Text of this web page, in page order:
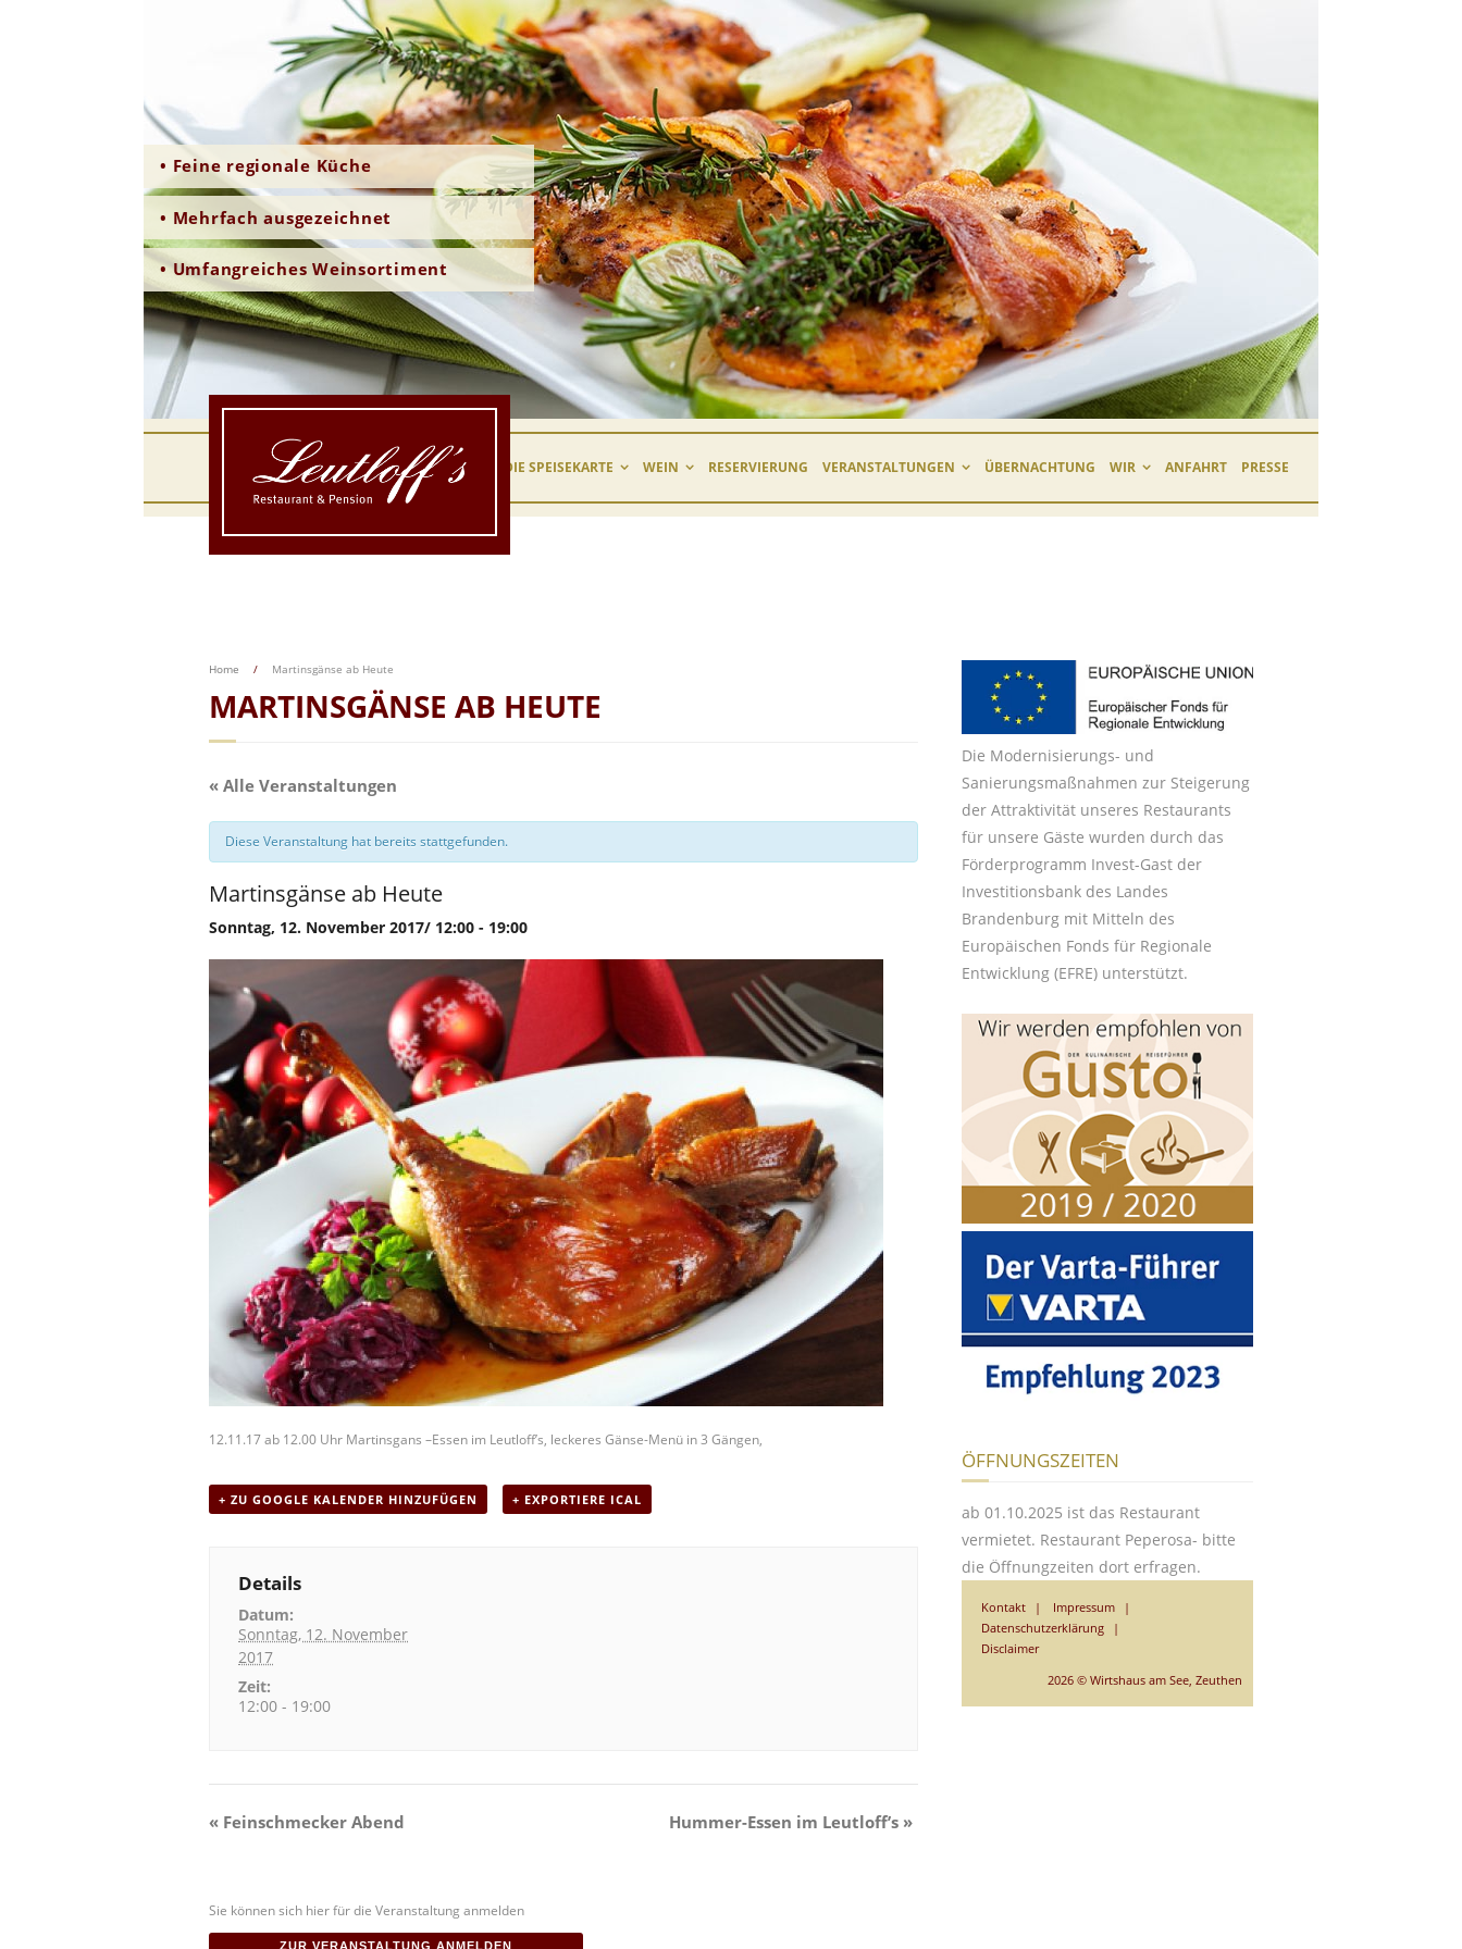
• Feine regionale Küche
• Mehrfach ausgezeichnet
• Umfangreiches Weinsortiment
DIE SPEISEKARTE WEIN RESERVIERUNG VERANSTALTUNGEN ÜBERNACHTUNG WIR ANFAHRT PRESSE
MARTINSGÄNSE AB HEUTE
Home / Martinsgänse ab Heute
« Alle Veranstaltungen
Diese Veranstaltung hat bereits stattgefunden.
Martinsgänse ab Heute
Sonntag, 12. November 2017/ 12:00 - 19:00
12.11.17 ab 12.00 Uhr Martinsgans –Essen im Leutloff’s, leckeres Gänse-Menü in 3 Gängen,
+ ZU GOOGLE KALENDER HINZUFÜGEN + EXPORTIERE ICAL
Details
Datum:
Sonntag, 12. November
2017
Zeit:
12:00 - 19:00
V
a
« Feinschmecker Abend Hummer-Essen im Leutloff’s »
Sie können sich hier für die Veranstaltung anmelden
ZUR VERANSTALTUNG ANMELDEN
Die Modernisierungs- und
Sanierungsmaßnahmen zur Steigerung
der Attraktivität unseres Restaurants
für unsere Gäste wurden durch das
Förderprogramm Invest-Gast der
Investitionsbank des Landes
Brandenburg mit Mitteln des
Europäischen Fonds für Regionale
Entwicklung (EFRE) unterstützt.
ÖFFNUNGSZEITEN
ab 01.10.2025 ist das Restaurant
vermietet. Restaurant Peperosa- bitte
die Öffnungzeiten dort erfragen.
Kontakt
Impressum
Datenschutzerklärung
Disclaimer
2026 © Wirtshaus am See, Zeuthen